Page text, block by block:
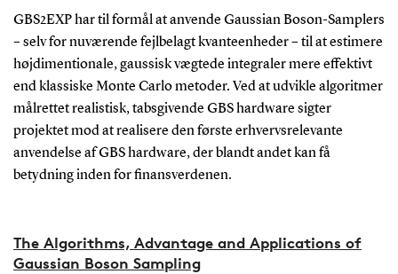
GBS2EXP har til formål at anvende Gaussian Boson-Samplers
– selv for nuværende fejlbelagt kvanteenheder – til at estimere
højdimentionale, gaussisk vægtede integraler mere effektivt
end klassiske Monte Carlo metoder. Ved at udvikle algoritmer
målrettet realistisk, tabsgivende GBS hardware sigter
projektet mod at realisere den første erhvervsrelevante
anvendelse af GBS hardware, der blandt andet kan få
betydning inden for finansverdenen.
The Algorithms, Advantage and Applications of
Gaussian Boson Sampling